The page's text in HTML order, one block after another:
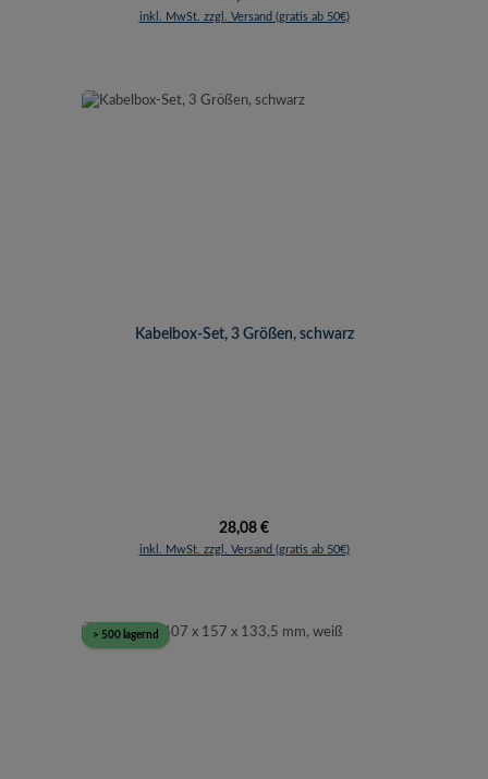
inkl. MwSt. zzgl. Versand (gratis ab 50€)
Kabelbox-Set, 3 Größen, schwarz
Regulärer Preis:
28,08 €
inkl. MwSt. zzgl. Versand (gratis ab 50€)
> 500 lagernd